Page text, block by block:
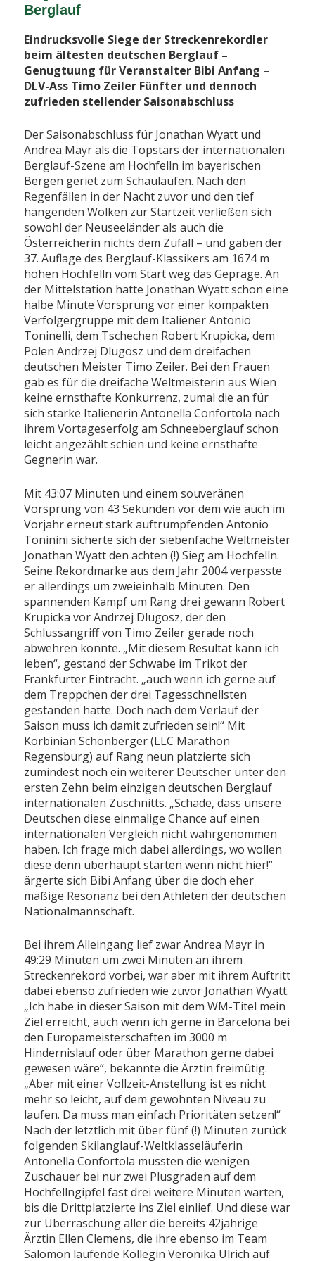
Berglauf
Eindrucksvolle Siege der Streckenrekordler
beim ältesten deutschen Berglauf –
Genugtuung für Veranstalter Bibi Anfang –
DLV-Ass Timo Zeiler Fünfter und dennoch
zufrieden stellender Saisonabschluss
Der Saisonabschluss für Jonathan Wyatt und
Andrea Mayr als die Topstars der internationalen
Berglauf-Szene am Hochfelln im bayerischen
Bergen geriet zum Schaulaufen. Nach den
Regenfällen in der Nacht zuvor und den tief
hängenden Wolken zur Startzeit verließen sich
sowohl der Neuseeländer als auch die
Österreicherin nichts dem Zufall – und gaben der
37. Auflage des Berglauf-Klassikers am 1674 m
hohen Hochfelln vom Start weg das Gepräge. An
der Mittelstation hatte Jonathan Wyatt schon eine
halbe Minute Vorsprung vor einer kompakten
Verfolgergruppe mit dem Italiener Antonio
Toninelli, dem Tschechen Robert Krupicka, dem
Polen Andrzej Dlugosz und dem dreifachen
deutschen Meister Timo Zeiler. Bei den Frauen
gab es für die dreifache Weltmeisterin aus Wien
keine ernsthafte Konkurrenz, zumal die an für
sich starke Italienerin Antonella Confortola nach
ihrem Vortageserfolg am Schneeberglauf schon
leicht angezählt schien und keine ernsthafte
Gegnerin war.
Mit 43:07 Minuten und einem souveränen
Vorsprung von 43 Sekunden vor dem wie auch im
Vorjahr erneut stark auftrumpfenden Antonio
Toninini sicherte sich der siebenfache Weltmeister
Jonathan Wyatt den achten (!) Sieg am Hochfelln.
Seine Rekordmarke aus dem Jahr 2004 verpasste
er allerdings um zweieinhalb Minuten. Den
spannenden Kampf um Rang drei gewann Robert
Krupicka vor Andrzej Dlugosz, der den
Schlussangriff von Timo Zeiler gerade noch
abwehren konnte. „Mit diesem Resultat kann ich
leben“, gestand der Schwabe im Trikot der
Frankfurter Eintracht. „auch wenn ich gerne auf
dem Treppchen der drei Tagesschnellsten
gestanden hätte. Doch nach dem Verlauf der
Saison muss ich damit zufrieden sein!“ Mit
Korbinian Schönberger (LLC Marathon
Regensburg) auf Rang neun platzierte sich
zumindest noch ein weiterer Deutscher unter den
ersten Zehn beim einzigen deutschen Berglauf
internationalen Zuschnitts. „Schade, dass unsere
Deutschen diese einmalige Chance auf einen
internationalen Vergleich nicht wahrgenommen
haben. Ich frage mich dabei allerdings, wo wollen
diese denn überhaupt starten wenn nicht hier!“
ärgerte sich Bibi Anfang über die doch eher
mäßige Resonanz bei den Athleten der deutschen
Nationalmannschaft.
Bei ihrem Alleingang lief zwar Andrea Mayr in
49:29 Minuten um zwei Minuten an ihrem
Streckenrekord vorbei, war aber mit ihrem Auftritt
dabei ebenso zufrieden wie zuvor Jonathan Wyatt.
„Ich habe in dieser Saison mit dem WM-Titel mein
Ziel erreicht, auch wenn ich gerne in Barcelona bei
den Europameisterschaften im 3000 m
Hindernislauf oder über Marathon gerne dabei
gewesen wäre“, bekannte die Ärztin freimütig.
„Aber mit einer Vollzeit-Anstellung ist es nicht
mehr so leicht, auf dem gewohnten Niveau zu
laufen. Da muss man einfach Prioritäten setzen!“
Nach der letztlich mit über fünf (!) Minuten zurück
folgenden Skilanglauf-Weltklasseläuferin
Antonella Confortola mussten die wenigen
Zuschauer bei nur zwei Plusgraden auf dem
Hochfellngipfel fast drei weitere Minuten warten,
bis die Drittplatzierte ins Ziel einlief. Und diese war
zur Überraschung aller die bereits 42jährige
Ärztin Ellen Clemens, die ihre ebenso im Team
Salomon laufende Kollegin Veronika Ulrich auf